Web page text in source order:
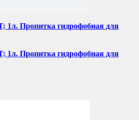
1л. Пропитка гидрофобная для
1л. Пропитка гидрофобная для